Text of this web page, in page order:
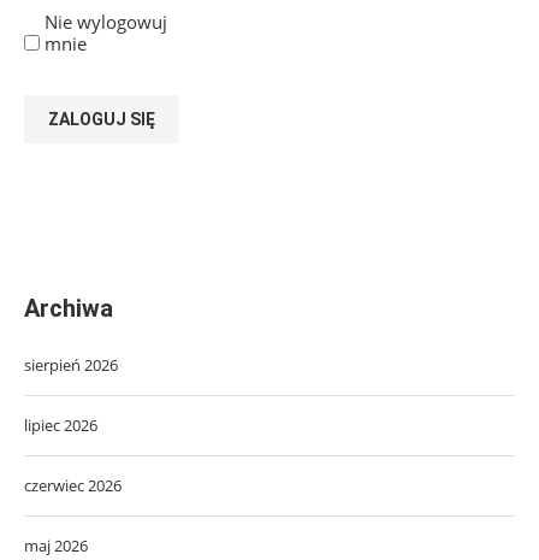
Nie wylogowuj
mnie
ZALOGUJ SIĘ
Archiwa
sierpień 2026
lipiec 2026
czerwiec 2026
maj 2026